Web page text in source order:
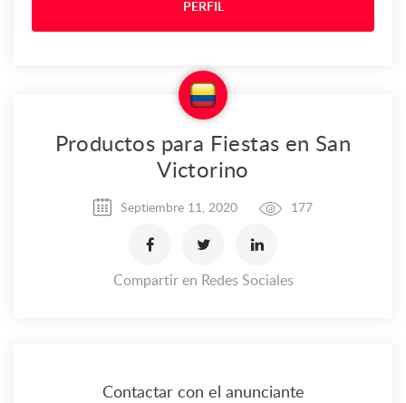
PERFIL
Productos para Fiestas en San
Victorino
Septiembre 11, 2020 177
Compartir en Redes Sociales
Contactar con el anunciante